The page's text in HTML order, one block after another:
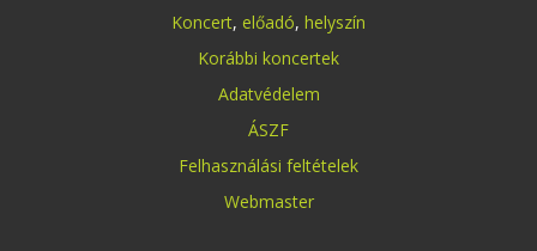
Koncert, előadó, helyszín
Korábbi koncertek
Adatvédelem
ÁSZF
Felhasználási feltételek
Webmaster